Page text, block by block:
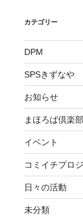
カテゴリー
DPM
SPSきずなや
お知らせ
まほろば倶楽部
イベント
コミイチプロ
日々の活動
未分類